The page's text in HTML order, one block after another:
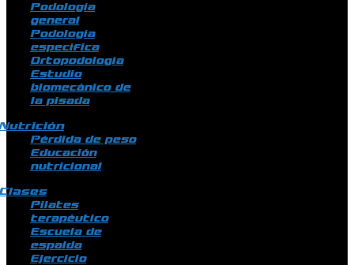
Podología
general
Podología
específica
Ortopodología
Estudio
biomecánico de
la pisada
Pérdida de peso
Educación
nutricional
Pilates
terapéutico
Escuela de
espalda
Ejercicio